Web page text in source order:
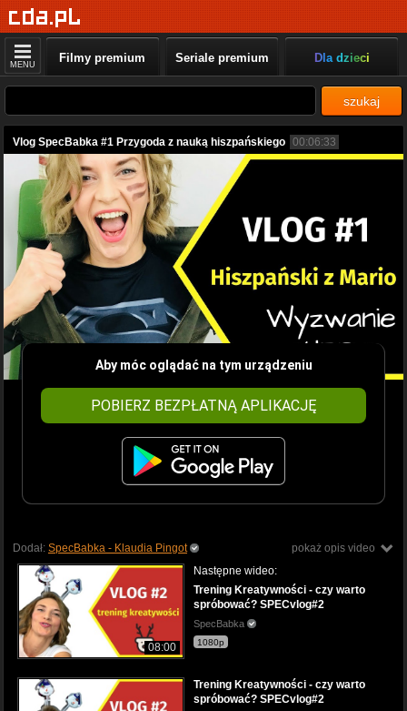
MENU Filmy premium Seriale premium Dla dzieci
szukaj
Vlog SpecBabka #1 Przygoda z nauką hiszpańskiego 00:06:33
Aby móc oglądać na tym urządzeniu
POBIERZ BEZPŁATNĄ APLIKACJĘ
pokaż opis video
Dodał: SpecBabka - Klaudia Pingot
08:00
Następne wideo:
Trening Kreatywności - czy warto
spróbować? SPECvlog#2
SpecBabka
1080p
Trening Kreatywności - czy warto
spróbować? SPECvlog#2